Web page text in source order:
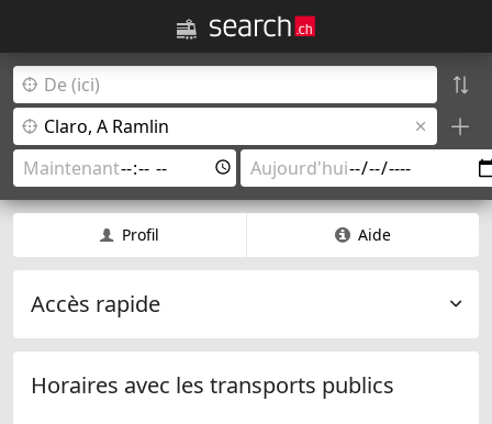
Profil Aide
Accès rapide
Horaires avec les transports publics